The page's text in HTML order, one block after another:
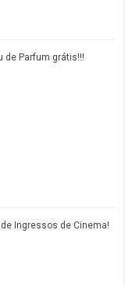
de Parfum grátis!!!
Ingressos de Cinema!